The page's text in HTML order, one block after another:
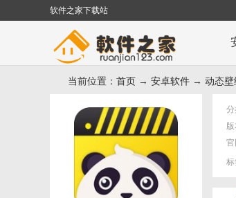
软件之家下载站
当前位置： 首页 → 安卓软件 → 动态壁
分
版
官
标